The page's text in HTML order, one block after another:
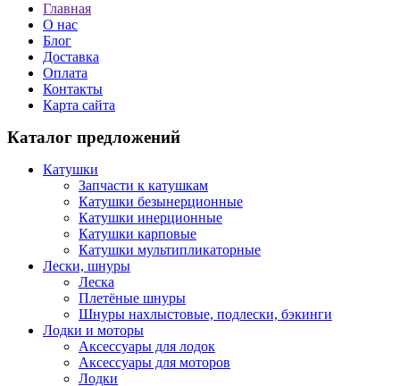
Главная
О нас
Блог
Доставка
Оплата
Контакты
Карта сайта
Каталог предложений
Катушки
Запчасти к катушкам
Катушки безынерционные
Катушки инерционные
Катушки карповые
Катушки мультипликаторные
Лески, шнуры
Леска
Плетёные шнуры
Шнуры нахлыстовые, подлески, бэкинги
Лодки и моторы
Аксессуары для лодок
Аксессуары для моторов
Лодки